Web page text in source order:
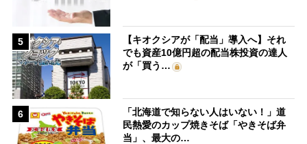
5
【キオクシアが「配当」導入へ】それ
でも資産10億円超の配当株投資の達人
が「買う…
6
「北海道で知らない人はいない！」道
民熱愛のカップ焼きそば「やきそば弁
当」、最大の…